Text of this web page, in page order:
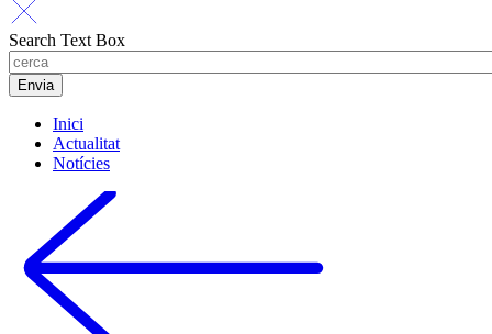
Search Text Box
Inici
Actualitat
Notícies